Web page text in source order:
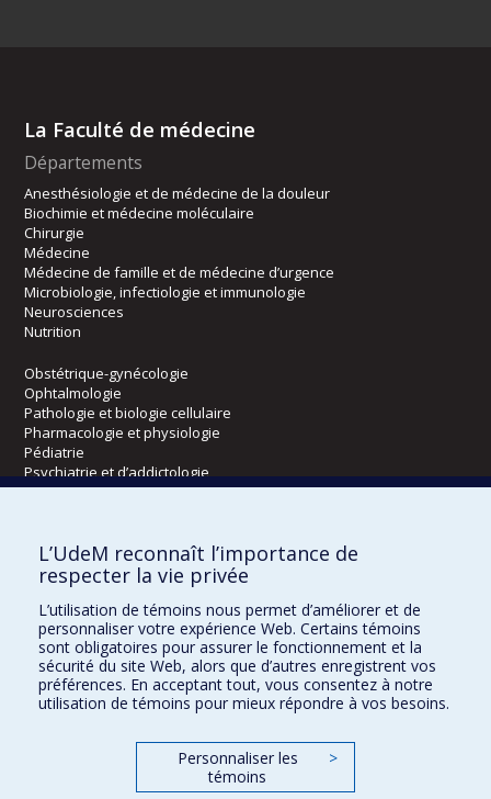
La Faculté de médecine
Départements
Anesthésiologie et de médecine de la douleur
Biochimie et médecine moléculaire
Chirurgie
Médecine
Médecine de famille et de médecine d’urgence
Microbiologie, infectiologie et immunologie
Neurosciences
Nutrition
Obstétrique-gynécologie
Ophtalmologie
Pathologie et biologie cellulaire
Pharmacologie et physiologie
Pédiatrie
Psychiatrie et d’addictologie
Radiologie, radio-oncologie et médecine nucléaire
Écoles
Orthophonie et audiologie
Réadaptation
Directions
L’UdeM reconnaît l’importance de
respecter la vie privée
L’utilisation de témoins nous permet d’améliorer et de
personnaliser votre expérience Web. Certains témoins
sont obligatoires pour assurer le fonctionnement et la
sécurité du site Web, alors que d’autres enregistrent vos
préférences. En acceptant tout, vous consentez à notre
utilisation de témoins pour mieux répondre à vos besoins.
Personnaliser les
témoins
>